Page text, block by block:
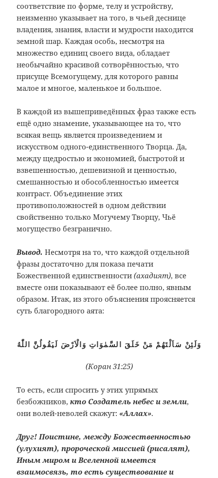
соответствие по форме, телу и устройству,
неизменно указывает на того, в чьей деснице
владения, знания, власти и мудрости находится
земной шар. Каждая особь, несмотря на
множество единиц своего вида, обладает
необычайно красивой сотворённостью, что
присуще Всемогущему, для которого равны
малое и многое, маленькое и большое.
В каждой из вышеприведённых фраз также есть
ещё одно знамение, указывающее на то, что
всякая вещь является произведением и
искусством одного-единственного Творца. Да,
между щедростью и экономией, быстротой и
взвешенностью, дешевизной и ценностью,
смешанностью и обособленностью имеется
контраст. Объединение этих
противоположностей в одном действии
свойственно только Могучему Творцу, Чьё
могущество безгранично.
Вывод. Несмотря на то, что каждой отдельной
фразы достаточно для показа печати
Божественной единственности(ахадият), все
вместе они показывают её более полно, явным
образом. Итак, из этого объяснения проясняется
суть благородного аята:
وَلَئِنْ سَاَلْتَهُمْ مَنْ خَلَقَ السَّمٰوَاتِ وَالْاَرْضَ لَيَقُولُنَّ اللّٰهُ
(Коран 31:25)
То есть, если спросить у этих упрямых
безбожников,кто Создатель небес и земли,
они волей-неволей скажут: «Аллах».
Друг! Поистине, между Божественностью
(улухият), пророческой миссией (рисалят),
Иным миром и Вселенной имеется
взаимосвязь, то есть существование и